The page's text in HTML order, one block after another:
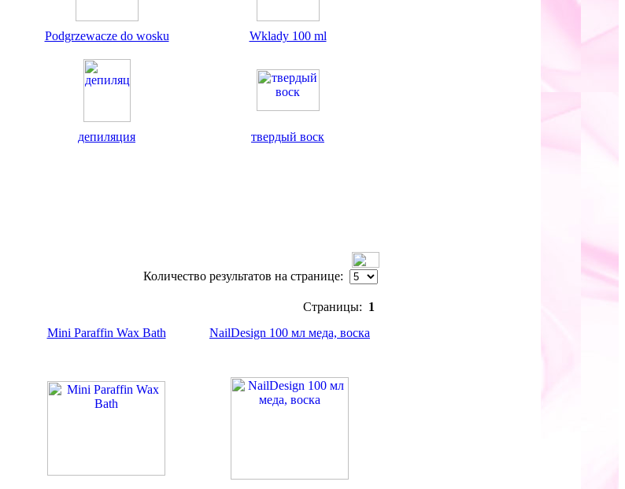
Podgrzewacze do wosku Wklady 100 ml
депиляция твердый воск
Количество результатов на странице:
Страницы: 1
Mini Paraffin Wax Bath NailDesign 100 мл меда, воска